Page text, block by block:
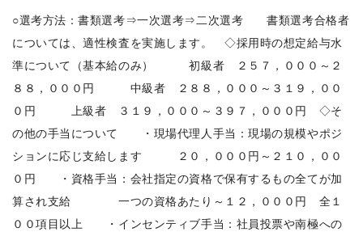
○選考方法：書類選考⇒一次選考⇒二次選考 書類選考合格者
については、適性検査を実施します。 ◇採用時の想定給与水
準について（基本給のみ） 初級者 ２５７，０００～２
８８，０００円 中級者 ２８８，０００～３１９，００
０円 上級者 ３１９，０００～３９７，０００円 ◇そ
の他の手当について ・現場代理人手当：現場の規模やポジ
ションに応じ支給します ２０，０００円～２１０，００
０円 ・資格手当：会社指定の資格で保有するもの全てが加
算され支給 一つの資格あたり～１２，０００円 全１
００項目以上 ・インセンティブ手当：社員投票や南極への